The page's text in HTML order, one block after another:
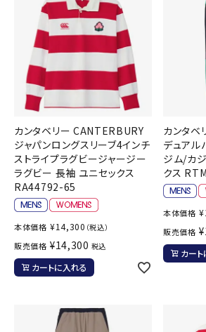
カンタベリー CANTERBURY
ジャパンロングスリーブ4インチ
ストライプラグビージャージー
ラグビー 長袖 ユニセックス
RA44792-65
本体価格 ¥14,300 （税込）
販売価格 ¥14,300 税込
カートに入れる
カンタベ
デュアル
ジム/カ
クス
本体価格 ¥
販売価格 ¥
カー